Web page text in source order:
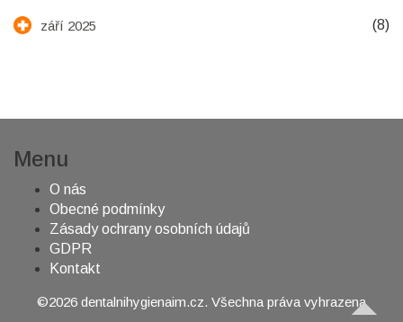
září 2025 (8)
Menu
O nás
Obecné podmínky
Zásady ochrany osobních údajů
GDPR
Kontakt
©2026 dentalnihygienaim.cz. Všechna práva vyhrazena